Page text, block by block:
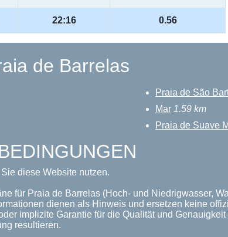
22:16 0.56
de Barrelas
Praia de São
Mar 1.59 km
Praia de Suave
diese Website nutzen.
für Praia de Barrelas (Hoch- und Niedrigwasser,
dienen als Hinweis und ersetzen keine
implizite Garantie für die Qualität und
resultieren.